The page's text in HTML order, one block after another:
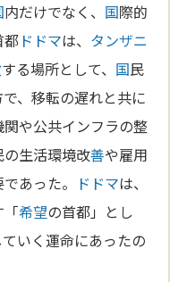
内だけでなく、 国際的
都ドドマは、 タンザニ
する場所として、 国民
、移転の遅れと共に
関や公共インフラの整
生活環境改善や雇用
あった。 ドドマは、
「希望の首都」とし
いく運命にあったの